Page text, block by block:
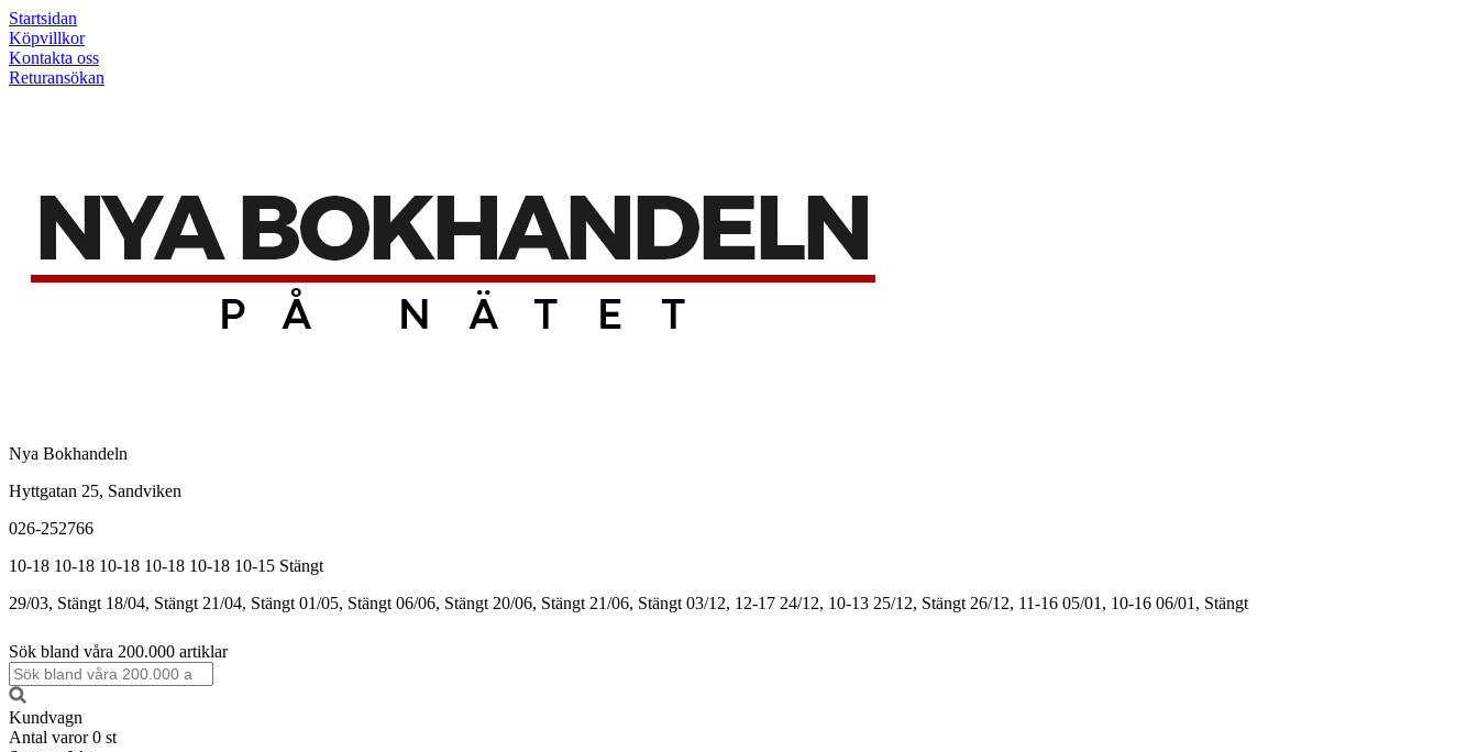
Startsidan
Köpvillkor
Kontakta oss
Returansökan
Nya Bokhandeln
Hyttgatan 25, Sandviken
026-252766
10-18 10-18 10-18 10-18 10-18 10-15 Stängt
29/03, Stängt 18/04, Stängt 21/04, Stängt 01/05, Stängt 06/06, Stängt 20/06, Stängt 21/06, Stängt 03/12, 12-17 24/12, 10-13 25/12, Stängt 26/12, 11-16 05/01, 10-16 06/01, Stängt
Sök bland våra 200.000 artiklar
Kundvagn
Antal varor 0 st